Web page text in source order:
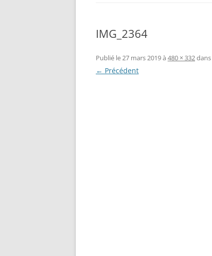
IMG_2364
Publié le27 mars 2019à 480 × 332dans
← Précédent